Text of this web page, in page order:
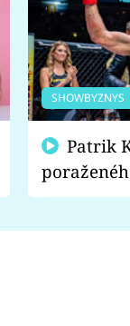
SHOWBYZNYS
fanoušci